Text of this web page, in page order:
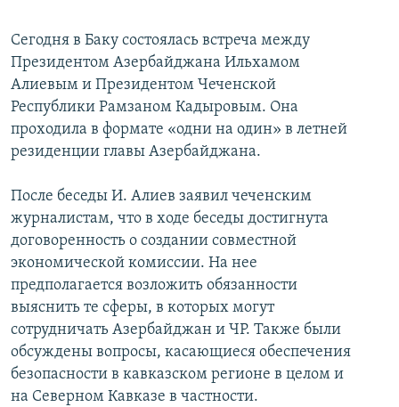
XƏBƏR BÜLLETENLƏRIMIZ
Сегодня в Баку состоялась встреча между
Президентом Азербайджана Ильхамом
Алиевым и Президентом Чеченской
Республики Рамзаном Кадыровым. Она
проходила в формате «одни на один» в летней
резиденции главы Азербайджана.
После беседы И. Алиев заявил чеченским
журналистам, что в ходе беседы достигнута
договоренность о создании совместной
экономической комиссии. На нее
предполагается возложить обязанности
выяснить те сферы, в которых могут
сотрудничать Азербайджан и ЧР. Также были
обсуждены вопросы, касающиеся обеспечения
безопасности в кавказском регионе в целом и
на Северном Кавказе в частности.